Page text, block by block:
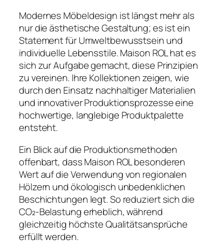
Modernes Möbeldesign ist längst mehr als
nur die ästhetische Gestaltung; es ist ein
Statement für Umweltbewusstsein und
individuelle Lebensstile. Maison ROL hat es
sich zur Aufgabe gemacht, diese Prinzipien
zu vereinen. Ihre Kollektionen zeigen, wie
durch den Einsatz nachhaltiger Materialien
und innovativer Produktionsprozesse eine
hochwertige, langlebige Produktpalette
entsteht.
Ein Blick auf die Produktionsmethoden
offenbart, dass Maison ROL besonderen
Wert auf die Verwendung von regionalen
Hölzern und ökologisch unbedenklichen
Beschichtungen legt. So reduziert sich die
CO₂-Belastung erheblich, während
gleichzeitig höchste Qualitätsansprüche
erfüllt werden.